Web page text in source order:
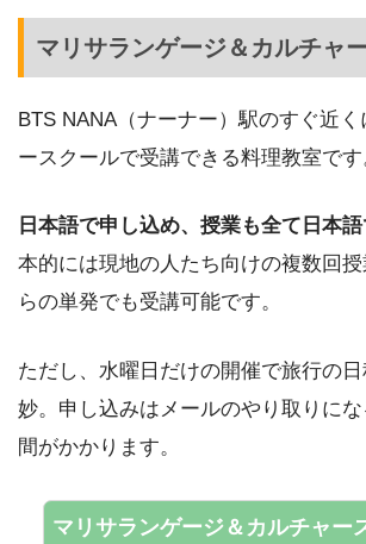
マリサランゲージ＆カルチャ
BTS NANA（ナーナー）駅のすぐ近
ースクールで受講できる料理教室です
日本語で申し込め、授業も全て日本語
本的には現地の人たち向けの複数回
らの単発でも受講可能です。
ただし、水曜日だけの開催で旅行の
妙。申し込みはメールのやり取りに
間がかかります。
マリサランゲージ＆カルチャー